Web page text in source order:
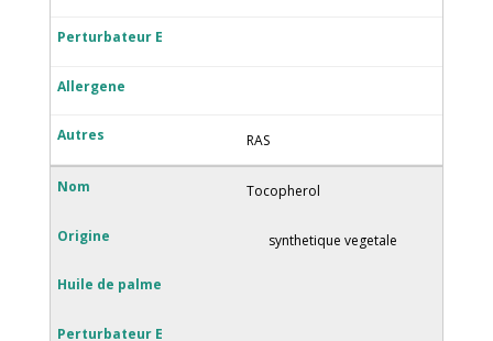
RAS
Tocopherol
synthetique vegetale